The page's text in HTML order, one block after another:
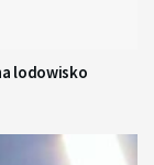
lodowisko